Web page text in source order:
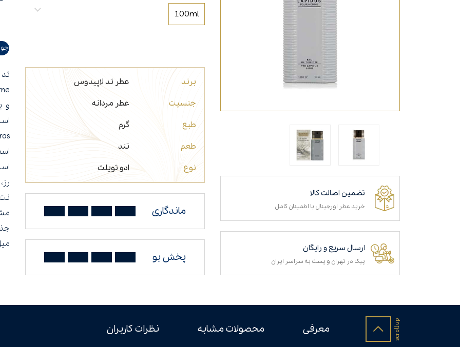
تضمین اصالت کالا
خرید عطر اورجینال با اطمینان کامل
ارسال سریع و رایگان
پیک در تهران و پست به سراسر ایران
100ml
برند
عطر تد لاپیدوس
جنسیت
عطر مردانه
طبع
گرم
طعم
تند
نوع
ادو تویلت
ماندگاری
پخش بو
و
معرفی محصولات مشابه نظرات کاربران